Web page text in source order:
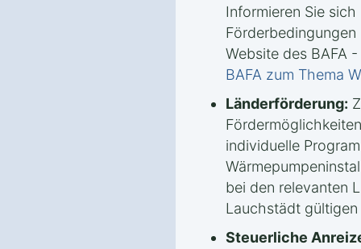
Informieren Sie
Website des BAFA
BAFA zum Thema
Länderförderung:
individuelle
bei den relevanten
Lauchstädt
Steuerliche